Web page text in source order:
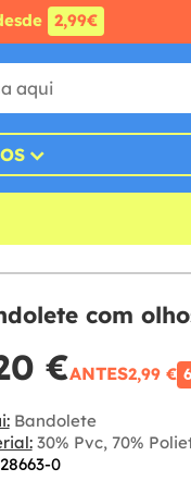
2,99€
com
€ANTES2,99 €
Bandolete
30% Pvc, 70%
0